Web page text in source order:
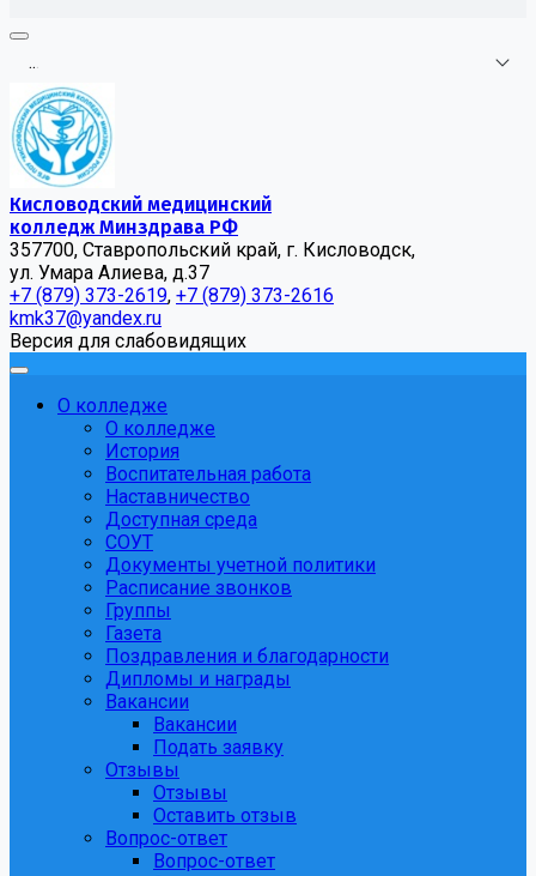
...
Кисловодский медицинский
колледж Минздрава РФ
357700, Ставропольский край, г. Кисловодск,
ул. Умара Алиева, д.37
+7 (879) 373-2619, +7 (879) 373-2616
kmk37@yandex.ru
Версия для слабовидящих
О колледже
О колледже
История
Воспитательная работа
Наставничество
Доступная среда
СОУТ
Документы учетной политики
Расписание звонков
Группы
Газета
Поздравления и благодарности
Дипломы и награды
Вакансии
Вакансии
Подать заявку
Отзывы
Отзывы
Оставить отзыв
Вопрос-ответ
Вопрос-ответ